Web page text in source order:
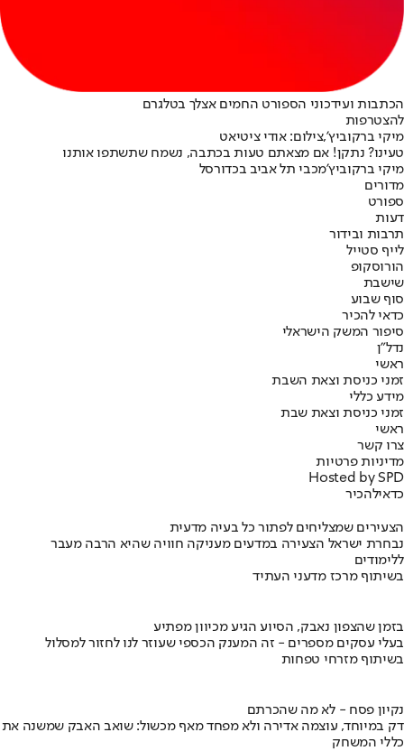
הכתבות ועידכוני הספורט החמים אצלך בטלגרם
להצטרפות
מיקי ברקוביץ',צילום: אודי ציטיאט
טעינו? נתקן! אם מצאתם טעות בכתבה, נשמח שתשתפו אותנו
מיקי ברקוביץ'מכבי תל אביב בכדורסל
מדורים
ספורט
דעות
תרבות ובידור
לייף סטייל
הורוסקופ
שישבת
סוף שבוע
כדאי להכיר
סיפור המשק הישראלי
נדל"ן
ראשי
זמני כניסת וצאת השבת
מידע כללי
זמני כניסת וצאת שבת
ראשי
צרו קשר
מדיניות פרטיות
Hosted by SPD
כדאילהכיר
הצעירים שמצליחים לפתור כל בעיה מדעית
נבחרת ישראל הצעירה במדעים מעניקה חוויה שהיא הרבה מעבר
ללימודים
בשיתוף מרכז מדעני העתיד
בזמן שהצפון נאבק, הסיוע הגיע מכיוון מפתיע
בעלי עסקים מספרים - זה המענק הכספי שעוזר לנו לחזור למסלול
בשיתוף מזרחי טפחות
נקיון פסח - לא מה שהכרתם
דק במיוחד, עוצמה אדירה ולא מפחד מאף מכשול: שואב האבק שמשנה את
כללי המשחק